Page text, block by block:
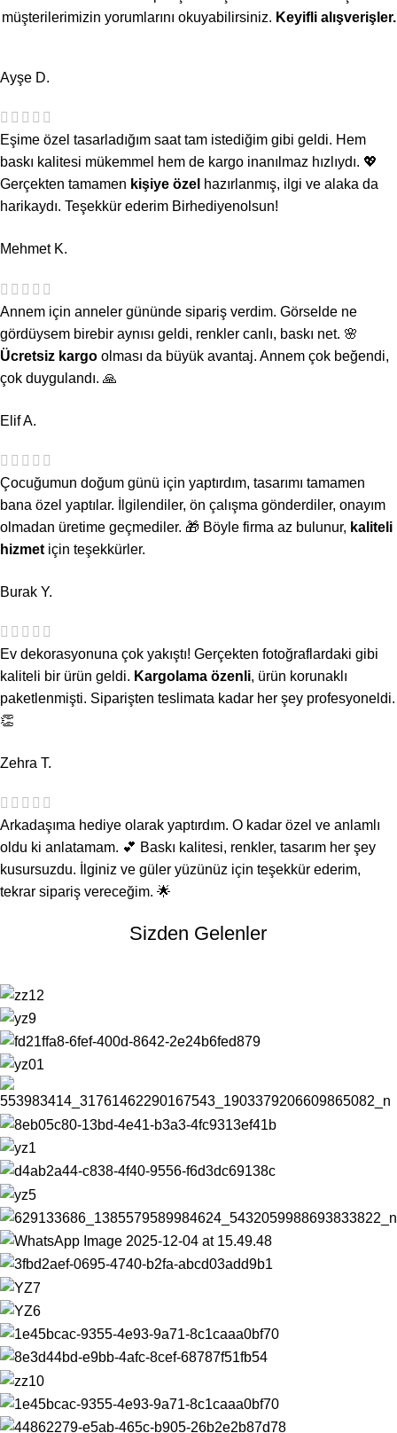
müşterilerimizin yorumlarını okuyabilirsiniz. Keyifli alışverişler.
Ayşe D.
Eşime özel tasarladığım saat tam istediğim gibi geldi. Hem
baskı kalitesi mükemmel hem de kargo inanılmaz hızlıydı. 💖
Gerçekten tamamen kişiye özel hazırlanmış, ilgi ve alaka da
harikaydı. Teşekkür ederim Birhediyenolsun!
Mehmet K.
Annem için anneler gününde sipariş verdim. Görselde ne
gördüysem birebir aynısı geldi, renkler canlı, baskı net. 🌸
Ücretsiz kargo olması da büyük avantaj. Annem çok beğendi,
çok duygulandı. 🙏
Elif A.
Çocuğumun doğum günü için yaptırdım, tasarımı tamamen
bana özel yaptılar. İlgilendiler, ön çalışma gönderdiler, onayım
olmadan üretime geçmediler. 🎁 Böyle firma az bulunur, kaliteli
hizmet için teşekkürler.
Burak Y.
Ev dekorasyonuna çok yakıştı! Gerçekten fotoğraflardaki gibi
kaliteli bir ürün geldi. Kargolama özenli, ürün korunaklı
paketlenmişti. Siparişten teslimata kadar her şey profesyoneldi.
👏
Zehra T.
Arkadaşıma hediye olarak yaptırdım. O kadar özel ve anlamlı
oldu ki anlatamam. 💕 Baskı kalitesi, renkler, tasarım her şey
kusursuzdu. İlginiz ve güler yüzünüz için teşekkür ederim,
tekrar sipariş vereceğim. 🌟
Sizden Gelenler